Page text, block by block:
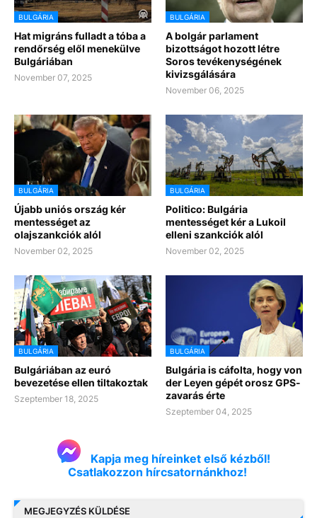
BULGÁRIA
Hat migráns fulladt a tóba a
rendőrség elől menekülve
Bulgáriában
November 07, 2025
BULGÁRIA
A bolgár parlament
bizottságot hozott létre
Soros tevékenységének
kivizsgálására
November 06, 2025
BULGÁRIA
Újabb uniós ország kér
mentességet az
olajszankciók alól
November 02, 2025
BULGÁRIA
Politico: Bulgária
mentességet kér a Lukoil
elleni szankciók alól
November 02, 2025
BULGÁRIA
Bulgáriában az euró
bevezetése ellen tiltakoztak
Szeptember 18, 2025
BULGÁRIA
Bulgária is cáfolta, hogy von
der Leyen gépét orosz GPS-
zavarás érte
Szeptember 04, 2025
Kapja meg híreinket első kézből!
Csatlakozzon hírcsatornánkhoz!
MEGJEGYZÉS KÜLDÉSE